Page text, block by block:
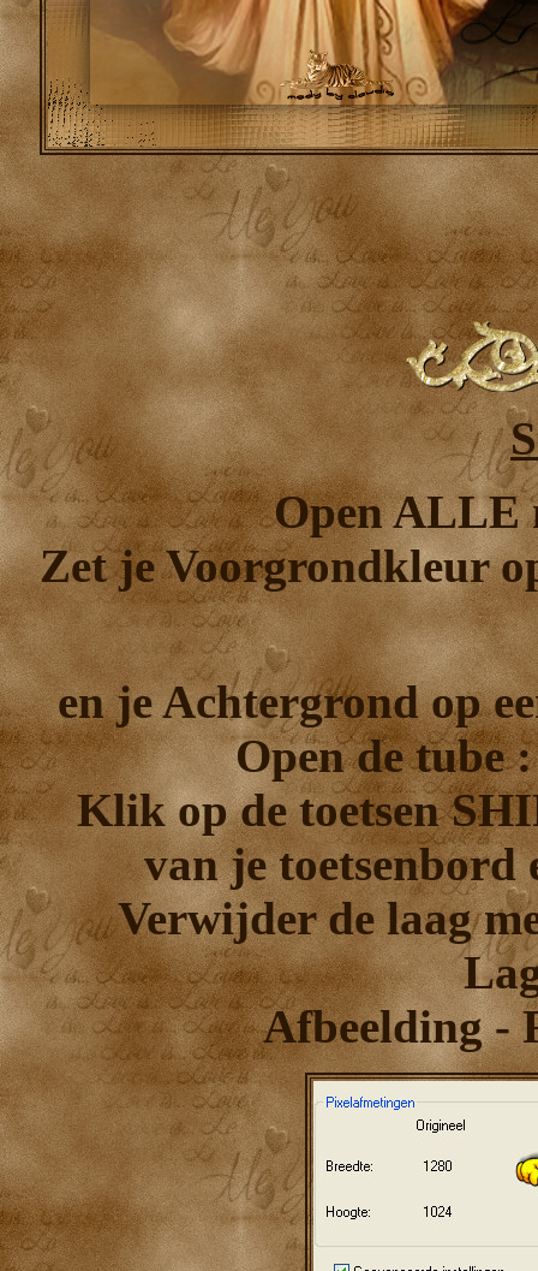
Open ALLE
Zet je Voorgrondkleur
en je Achtergrond op
Open de tube
Klik op de toetsen
van je toetsenbord
Verwijder de laag
Afbeelding -